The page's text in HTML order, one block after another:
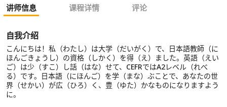
讲师信息 课程详情 评论
自我介绍
こんにちは！私（わたし）は大学（だいがく）で、日本語教師（に
ほんごきょうし）の資格（しかく）を得（え）ました。英語（えい
ご）は少（すこ）し話（はな）せて、CEFRではA2レベル（れべ
る）です。日本語（にほんご）を学（まな）ぶことで、あなたの世
界（せかい）が広（ひろ）く、豊（ゆた）かなものになりますよう
に。